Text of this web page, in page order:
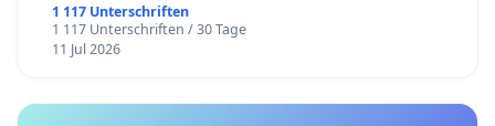
1 117 Unterschriften
1 117 Unterschriften / 30 Tage
11 Jul 2026